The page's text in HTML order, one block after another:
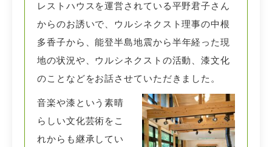
レストハウスを運営されている平野君子さん
からのお誘いで、ウルシネクスト理事の中根
多香子から
、能登半島地震から半年経った現
地の状況や、ウルシネクストの活動、漆文化
のことなどをお話させていただきました。
音楽や漆という素晴
らしい文化芸術をこ
れからも継承してい